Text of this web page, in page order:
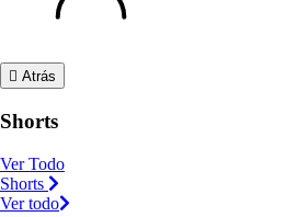
Atrás
Shorts
Ver Todo
Shorts
Ver todo